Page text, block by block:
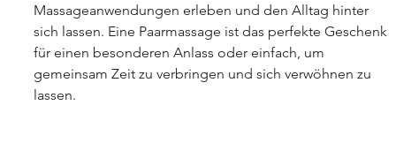
Massageanwendungen erleben und den Alltag hinter
sich lassen. Eine Paarmassage ist das perfekte Geschenk
für einen besonderen Anlass oder einfach, um
gemeinsam Zeit zu verbringen und sich verwöhnen zu
lassen.